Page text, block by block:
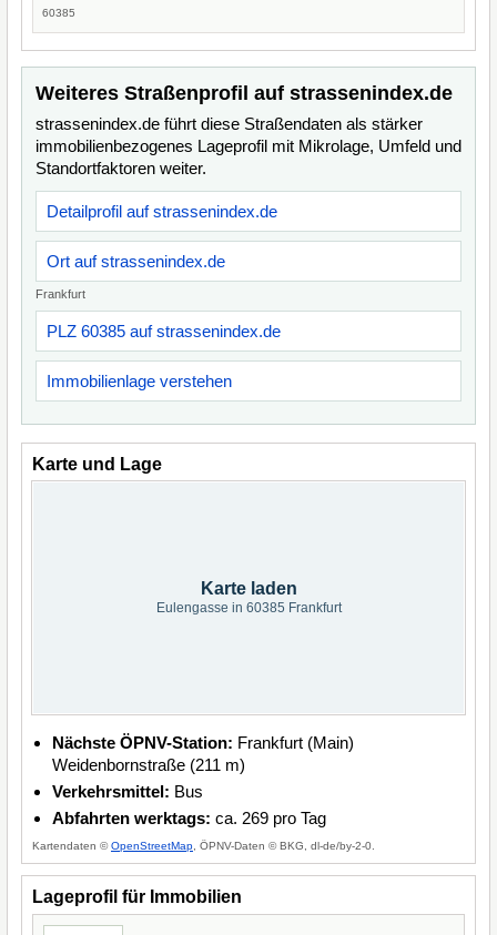
60385
Weiteres Straßenprofil auf strassenindex.de
strassenindex.de führt diese Straßendaten als stärker
immobilienbezogenes Lageprofil mit Mikrolage, Umfeld und
Standortfaktoren weiter.
Detailprofil auf strassenindex.de
Ort auf strassenindex.de
Frankfurt
PLZ 60385 auf strassenindex.de
Immobilienlage verstehen
Karte und Lage
Karte laden
Eulengasse in 60385 Frankfurt
Nächste ÖPNV-Station: Frankfurt (Main)
Weidenbornstraße (211 m)
Verkehrsmittel: Bus
Abfahrten werktags: ca. 269 pro Tag
Kartendaten ©OpenStreetMap , ÖPNV-Daten © BKG, dl-de/by-2-0.
Lageprofil für Immobilien